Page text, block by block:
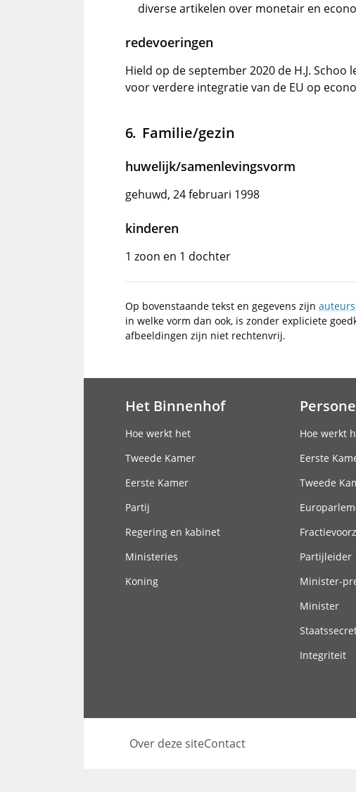
diverse artikelen over monetair en
redevoeringen
Hield op de september 2020 de H.J.
voor verdere integratie van de EU op
Familie/gezin
huwelijk/samenlevingsvorm
gehuwd, 24 februari 1998
kinderen
1 zoon en 1 dochter
Op bovenstaande tekst en gegevens zijn
in welke vorm dan ook, is zonder expliciete
afbeeldingen zijn niet rechtenvrij.
Het Binnenhof
Hoe werkt het
Tweede Kamer
Eerste Kamer
Partij
Regering en kabinet
Ministeries
Koning
Hoe werkt
Eerste
Tweede
Partijleider
Minister-
Minister
Integriteit
Over deze siteContact